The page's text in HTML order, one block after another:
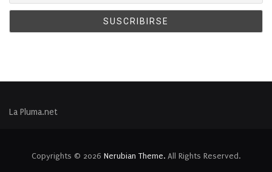
La Pluma.net
Copyrights © 2026 Nerubian Theme. All Rights Reserved.